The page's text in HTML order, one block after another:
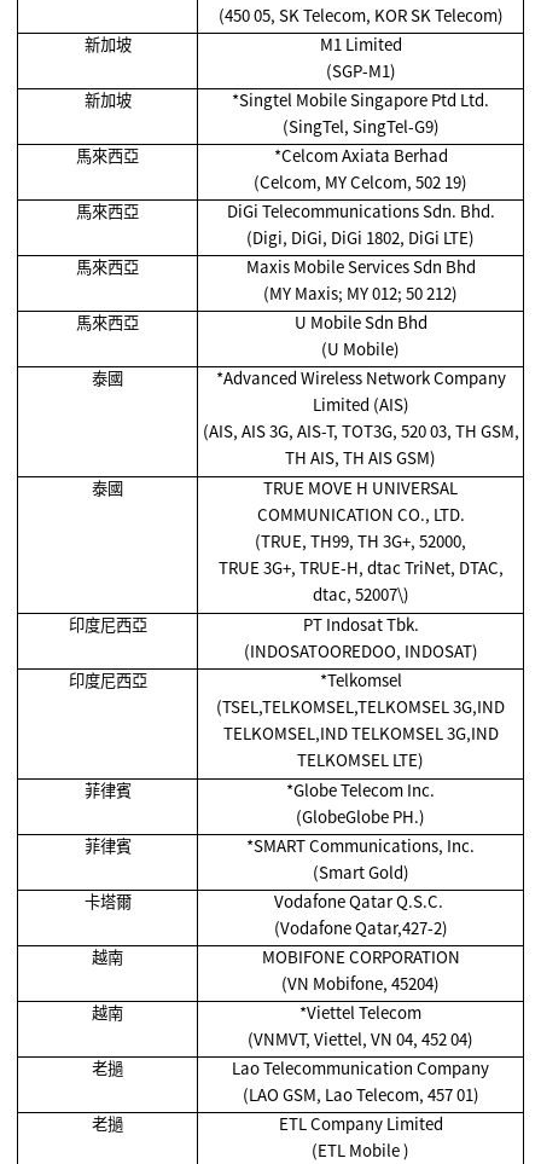
(450 05, SK Telecom, KOR SK Telecom)
新加坡
M1 Limited
(SGP-M1)
新加坡
*Singtel Mobile Singapore Ptd Ltd.
(SingTel, SingTel-G9)
馬來西亞
*Celcom Axiata Berhad
(Celcom, MY Celcom, 502 19)
馬來西亞
DiGi Telecommunications Sdn. Bhd.
(Digi, DiGi, DiGi 1802, DiGi LTE)
馬來西亞
Maxis Mobile Services Sdn Bhd
(MY Maxis; MY 012; 50 212)
馬來西亞
U Mobile Sdn Bhd
(U Mobile)
泰國
*Advanced Wireless Network Company
Limited (AIS)
(AIS, AIS 3G, AIS-T, TOT3G, 520 03, TH GSM,
TH AIS, TH AIS GSM)
泰國
TRUE MOVE H UNIVERSAL
COMMUNICATION CO., LTD.
(TRUE, TH99, TH 3G+, 52000,
TRUE 3G+, TRUE-H, dtac TriNet, DTAC,
dtac, 52007\)
印度尼西亞
PT Indosat Tbk.
(INDOSATOOREDOO, INDOSAT)
印度尼西亞
*Telkomsel
(TSEL,TELKOMSEL,TELKOMSEL 3G,IND
TELKOMSEL,IND TELKOMSEL 3G,IND
TELKOMSEL LTE)
菲律賓
*Globe Telecom Inc.
(GlobeGlobe PH.)
菲律賓
*SMART Communications, Inc.
(Smart Gold)
卡塔爾
Vodafone Qatar Q.S.C.
(Vodafone Qatar,427-2)
越南
MOBIFONE CORPORATION
(VN Mobifone, 45204)
越南
*Viettel Telecom
(VNMVT, Viettel, VN 04, 452 04)
老撾
Lao Telecommunication Company
(LAO GSM, Lao Telecom, 457 01)
老撾
ETL Company Limited
(ETL Mobile )